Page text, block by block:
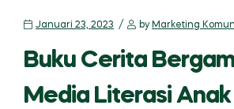
Januari 23, 2023 by Marketing
Buku Cerita
Media Literasi